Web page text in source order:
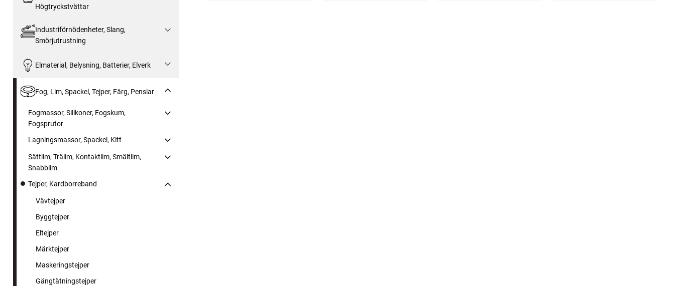
Högtryckstvättar
Industriförnödenheter, Slang,
Smörjutrustning
Elmaterial, Belysning, Batterier, Elverk
Fog, Lim, Spackel, Tejper, Färg, Penslar
Fogmassor, Silikoner, Fogskum,
Fogsprutor
Lagningsmassor, Spackel, Kitt
Sättlim, Trälim, Kontaktlim, Smältlim,
Snabblim
Tejper, Kardborreband
Vävtejper
Byggtejper
Eltejper
Märktejper
Maskeringstejper
Gängtätningstejper